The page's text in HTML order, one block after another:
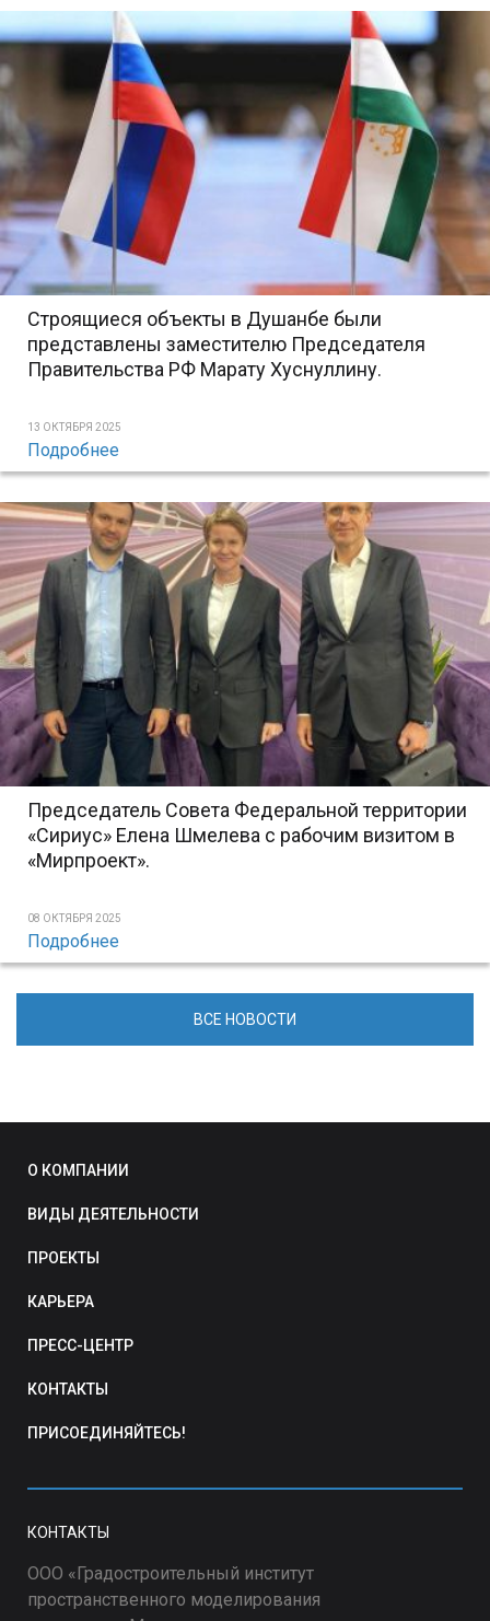
Строящиеся объекты в Душанбе были
представлены заместителю Председателя
Правительства РФ Марату Хуснуллину.
13 ОКТЯБРЯ 2025
Подробнее
Председатель Совета Федеральной территории
«Сириус» Елена Шмелева с рабочим визитом в
«Мирпроект».
08 ОКТЯБРЯ 2025
Подробнее
ВСЕ НОВОСТИ
О КОМПАНИИ
ВИДЫ ДЕЯТЕЛЬНОСТИ
ПРОЕКТЫ
КАРЬЕРА
ПРЕСС-ЦЕНТР
КОНТАКТЫ
ПРИСОЕДИНЯЙТЕСЬ!
КОНТАКТЫ
ООО «Градостроительный институт
пространственного моделирования